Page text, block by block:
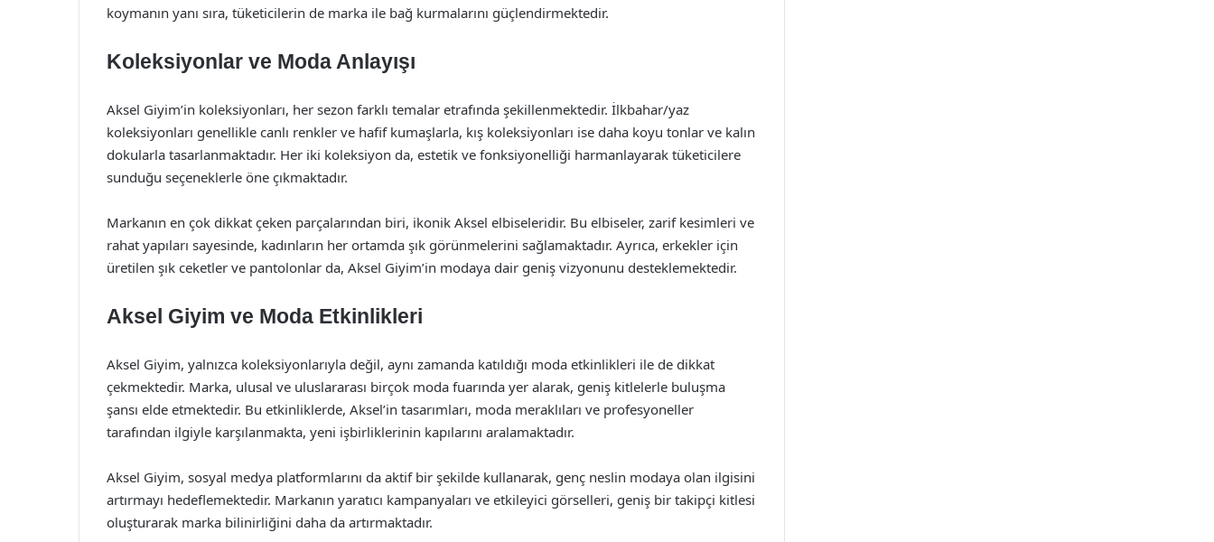
koymanın yanı sıra, tüketicilerin de marka ile bağ kurmalarını güçlendirmektedir.
Koleksiyonlar ve Moda Anlayışı
Aksel Giyim’in koleksiyonları, her sezon farklı temalar etrafında şekillenmektedir. İlkbahar/yaz
koleksiyonları genellikle canlı renkler ve hafif kumaşlarla, kış koleksiyonları ise daha koyu tonlar ve kalın
dokularla tasarlanmaktadır. Her iki koleksiyon da, estetik ve fonksiyonelliği harmanlayarak tüketicilere
sunduğu seçeneklerle öne çıkmaktadır.
Markanın en çok dikkat çeken parçalarından biri, ikonik Aksel elbiseleridir. Bu elbiseler, zarif kesimleri ve
rahat yapıları sayesinde, kadınların her ortamda şık görünmelerini sağlamaktadır. Ayrıca, erkekler için
üretilen şık ceketler ve pantolonlar da, Aksel Giyim’in modaya dair geniş vizyonunu desteklemektedir.
Aksel Giyim ve Moda Etkinlikleri
Aksel Giyim, yalnızca koleksiyonlarıyla değil, aynı zamanda katıldığı moda etkinlikleri ile de dikkat
çekmektedir. Marka, ulusal ve uluslararası birçok moda fuarında yer alarak, geniş kitlelerle buluşma
şansı elde etmektedir. Bu etkinliklerde, Aksel’in tasarımları, moda meraklıları ve profesyoneller
tarafından ilgiyle karşılanmakta, yeni işbirliklerinin kapılarını aralamaktadır.
Aksel Giyim, sosyal medya platformlarını da aktif bir şekilde kullanarak, genç neslin modaya olan ilgisini
artırmayı hedeflemektedir. Markanın yaratıcı kampanyaları ve etkileyici görselleri, geniş bir takipçi kitlesi
oluşturarak marka bilinirliğini daha da artırmaktadır.